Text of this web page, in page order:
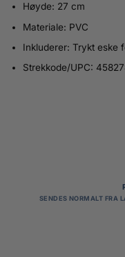
Høyde: 27 cm
Materiale: PVC
Inkluderer: Trykt eske
Strekkode/UPC:
SENDES NORMALT FRA